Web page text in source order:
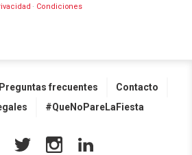
· Condiciones
Preguntas frecuentes
Contacto
#QueNoPareLaFiesta